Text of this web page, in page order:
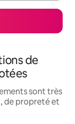
de
sont très
de propreté et